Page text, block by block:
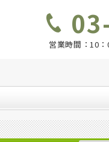
営業時間：10